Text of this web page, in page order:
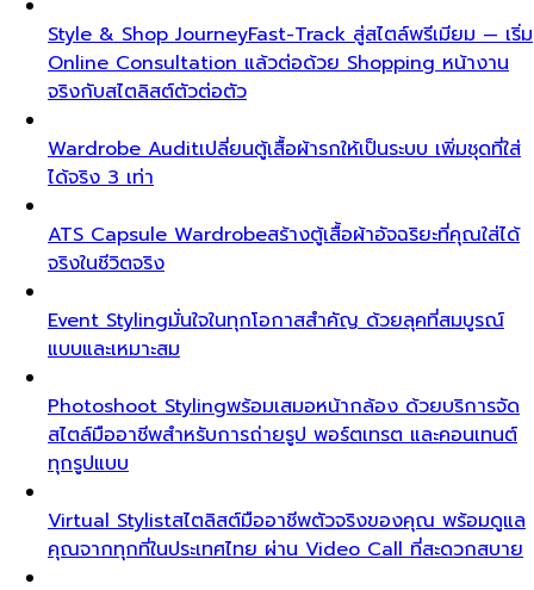
Style & Shop JourneyFast-Track สู่สไตล์พรีเมียม — เริ่ม
Online Consultation แล้วต่อด้วย Shopping หน้างาน
จริงกับสไตลิสต์ตัวต่อตัว
Wardrobe Auditเปลี่ยนตู้เสื้อผ้ารกให้เป็นระบบ เพิ่มชุดที่ใส่
ได้จริง 3 เท่า
ATS Capsule Wardrobeสร้างตู้เสื้อผ้าอัจฉริยะที่คุณใส่ได้
จริงในชีวิตจริง
Event Stylingมั่นใจในทุกโอกาสสำคัญ ด้วยลุคที่สมบูรณ์
แบบและเหมาะสม
Photoshoot Stylingพร้อมเสมอหน้ากล้อง ด้วยบริการจัด
สไตล์มืออาชีพสำหรับการถ่ายรูป พอร์ตเทรต และคอนเทนต์
ทุกรูปแบบ
Virtual Stylistสไตลิสต์มืออาชีพตัวจริงของคุณ พร้อมดูแล
คุณจากทุกที่ในประเทศไทย ผ่าน Video Call ที่สะดวกสบาย